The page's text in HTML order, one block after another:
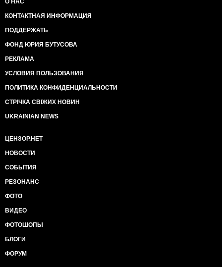
О НАС
КОНТАКТНАЯ ИНФОРМАЦИЯ
ПОДДЕРЖАТЬ
ФОНД ЮРИЯ БУТУСОВА
РЕКЛАМА
УСЛОВИЯ ПОЛЬЗОВАНИЯ
ПОЛИТИКА КОНФИДЕНЦИАЛЬНОСТИ
СТРІЧКА СВІЖИХ НОВИН
UKRAINIAN NEWS
ЦЕНЗОР.НЕТ
НОВОСТИ
СОБЫТИЯ
РЕЗОНАНС
ФОТО
ВИДЕО
ФОТОШОПЫ
БЛОГИ
ФОРУМ